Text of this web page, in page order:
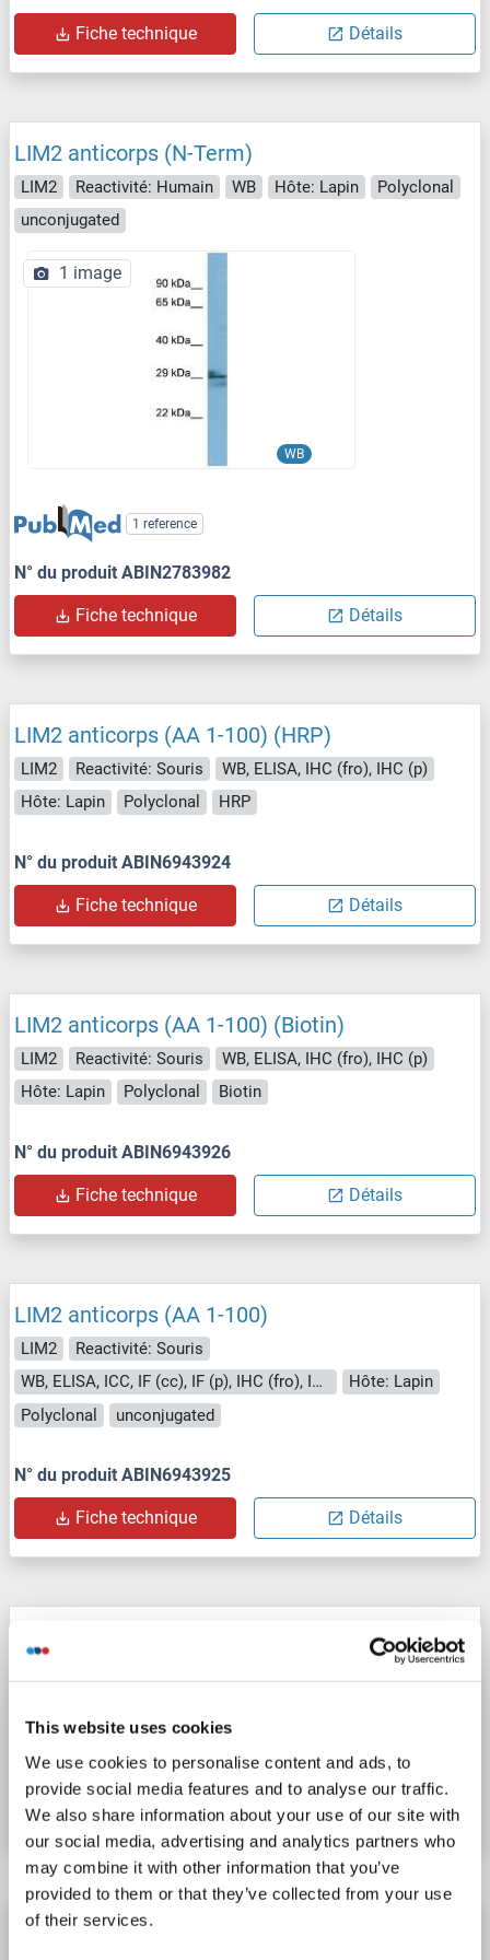
This website uses cookies
We use cookies to personalise content and ads, to
provide social media features and to analyse our traffic.
We also share information about your use of our site with
our social media, advertising and analytics partners who
may combine it with other information that you’ve
provided to them or that they’ve collected from your use
of their services.
Fiche technique Détails
LIM2 anticorps (N-Term)
LIM2 Reactivité: Humain WB Hôte: Lapin
Polyclonal
unconjugated
WB
1 image
1 reference
N° du produit ABIN2783982
Fiche technique Détails
LIM2 anticorps (AA 1-100) (HRP)
LIM2 Reactivité: Souris
WB, ELISA, IHC (fro), IHC (p)
Hôte: Lapin
Polyclonal HRP
N° du produit ABIN6943924
Fiche technique Détails
LIM2 anticorps (AA 1-100) (Biotin)
LIM2 Reactivité: Souris
WB, ELISA, IHC (fro), IHC (p)
Hôte: Lapin
Polyclonal Biotin
N° du produit ABIN6943926
Fiche technique Détails
LIM2 anticorps (AA 1-100)
LIM2
Reactivité: Souris
WB, ELISA, ICC, IF (cc), IF (p), IHC (fro), IHC (p)
Hôte: Lapin
Polyclonal
unconjugated
N° du produit ABIN6943925
Fiche technique Détails
Hôte: Lapin
N° du produit ABIN2612937
Fiche technique Détails
LIM2 anticorps (AA 110-137) (Biotin)